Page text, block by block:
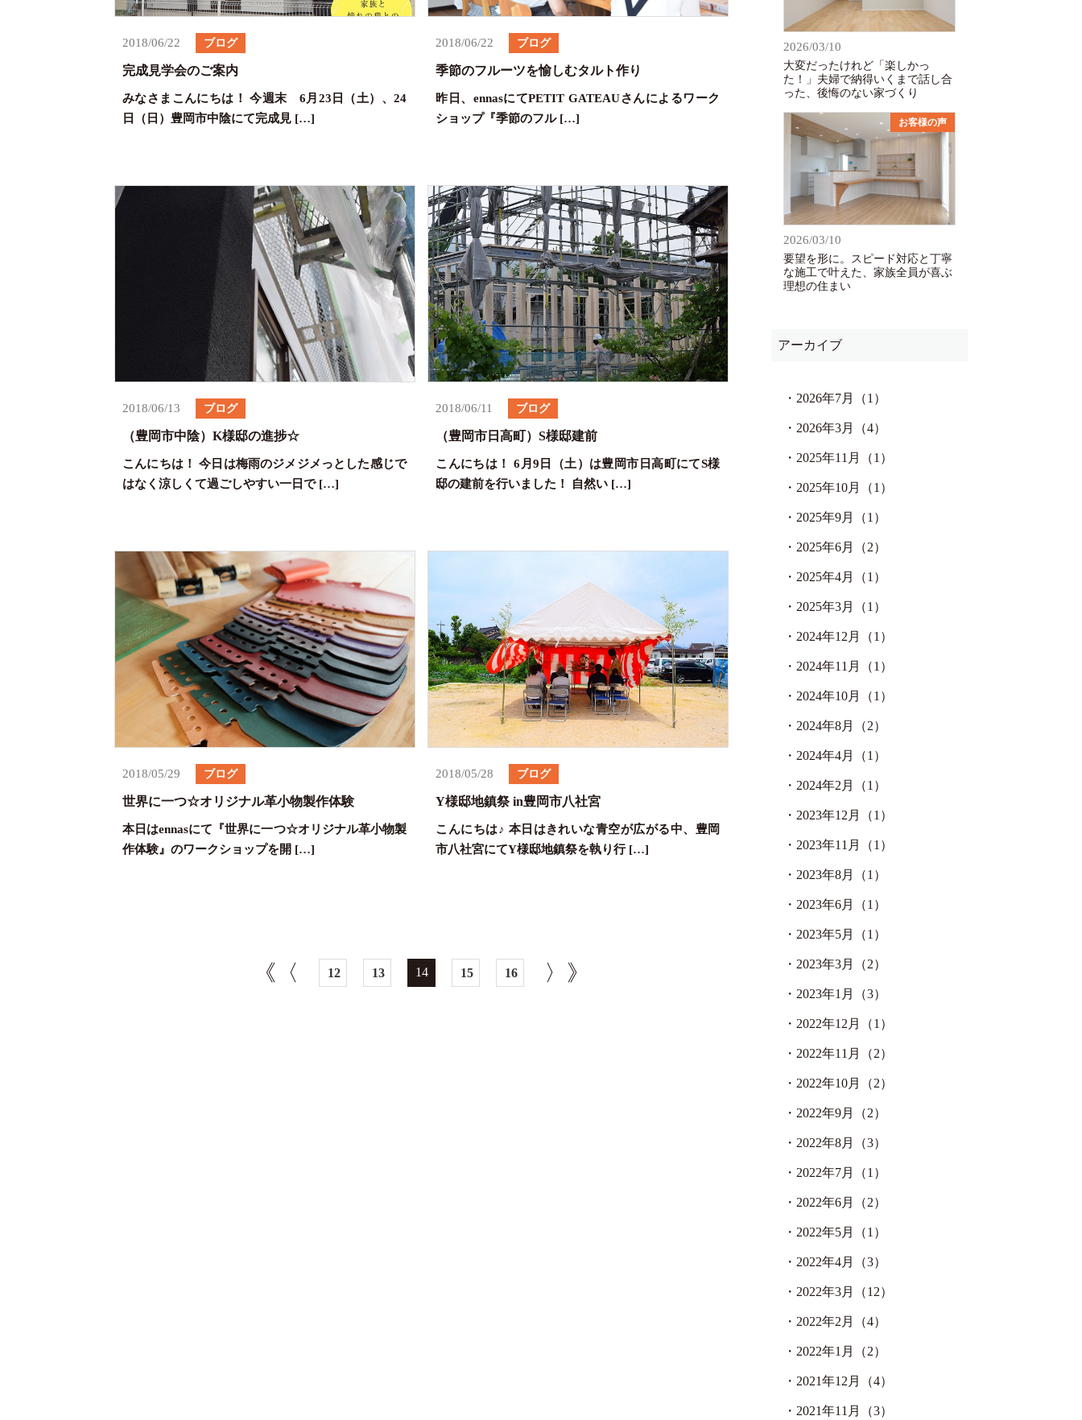
2018/06/22 ブログ
完成見学会のご案内
みなさまこんにちは！ 今週末 6月23日（土）、24
日（日）豊岡市中陰にて完成見 […]
2018/06/22 ブログ
季節のフルーツを愉しむタルト作り
昨日、ennasにてPETIT GATEAUさんによるワーク
ショップ『季節のフル […]
2018/06/13 ブログ
（豊岡市中陰）K様邸の進捗☆
こんにちは！ 今日は梅雨のジメジメっとした感じで
はなく涼しくて過ごしやすい一日で […]
2018/06/11 ブログ
（豊岡市日高町）S様邸建前
こんにちは！ 6月9日（土）は豊岡市日高町にてS様
邸の建前を行いました！ 自然い […]
2018/05/29 ブログ
世界に一つ☆オリジナル革小物製作体験
本日はennasにて『世界に一つ☆オリジナル革小物製
作体験』のワークショップを開 […]
2018/05/28 ブログ
Y様邸地鎮祭 in豊岡市八社宮
こんにちは♪ 本日はきれいな青空が広がる中、豊岡
市八社宮にてY様邸地鎮祭を執り行 […]
《 〈 12 13 14 15 16 〉 》
2026/03/10
大変だったけれど「楽しかっ
た！」夫婦で納得いくまで話し合
った、後悔のない家づくり
お客様の声
2026/03/10
要望を形に。スピード対応と丁寧
な施工で叶えた、家族全員が喜ぶ
理想の住まい
アーカイブ
・ 2026年7月（1）
・ 2026年3月（4）
・ 2025年11月（1）
・ 2025年10月（1）
・ 2025年9月（1）
・ 2025年6月（2）
・ 2025年4月（1）
・ 2025年3月（1）
・ 2024年12月（1）
・ 2024年11月（1）
・ 2024年10月（1）
・ 2024年8月（2）
・ 2024年4月（1）
・ 2024年2月（1）
・ 2023年12月（1）
・ 2023年11月（1）
・ 2023年8月（1）
・ 2023年6月（1）
・ 2023年5月（1）
・ 2023年3月（2）
・ 2023年1月（3）
・ 2022年12月（1）
・ 2022年11月（2）
・ 2022年10月（2）
・ 2022年9月（2）
・ 2022年8月（3）
・ 2022年7月（1）
・ 2022年6月（2）
・ 2022年5月（1）
・ 2022年4月（3）
・ 2022年3月（12）
・ 2022年2月（4）
・ 2022年1月（2）
・ 2021年12月（4）
・ 2021年11月（3）